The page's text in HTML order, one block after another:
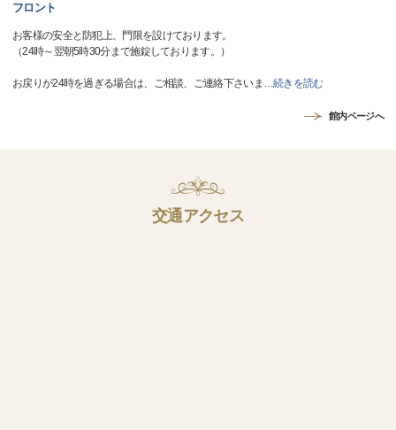
フロント
お客様の安全と防犯上、門限を設けております。
（24時～翌朝5時30分まで施錠しております。）
お戻りが24時を過ぎる場合は、ご相談、ご連絡下さいま …続きを読む
館内ページへ
交通アクセス